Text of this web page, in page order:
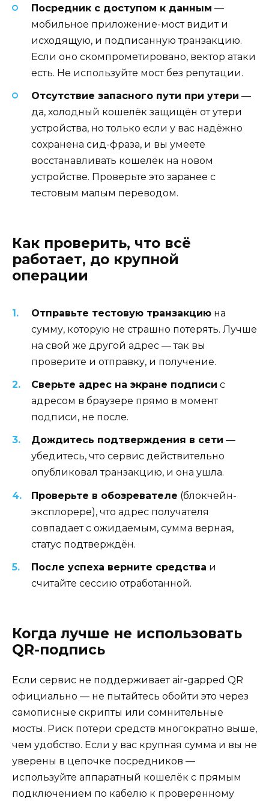
Посредник с доступом к данным —
мобильное приложение-мост видит и
исходящую, и подписанную транзакцию.
Если оно скомпрометировано, вектор атаки
есть. Не используйте мост без репутации.
Отсутствие запасного пути при утери —
да, холодный кошелёк защищён от утери
устройства, но только если у вас надёжно
сохранена сид-фраза, и вы умеете
восстанавливать кошелёк на новом
устройстве. Проверьте это заранее с
тестовым малым переводом.
Как проверить, что всё
работает, до крупной
операции
Отправьте тестовую транзакцию на
сумму, которую не страшно потерять. Лучше
на свой же другой адрес — так вы
проверите и отправку, и получение.
Сверьте адрес на экране подписи с
адресом в браузере прямо в момент
подписи, не после.
Дождитесь подтверждения в сети —
убедитесь, что сервис действительно
опубликовал транзакцию, и она ушла.
Проверьте в обозревателе (блокчейн-
эксплорере), что адрес получателя
совпадает с ожидаемым, сумма верная,
статус подтверждён.
После успеха верните средства и
считайте сессию отработанной.
Когда лучше не использовать
QR-подпись
Если сервис не поддерживает air-gapped QR
официально — не пытайтесь обойти это через
самописные скрипты или сомнительные
мосты. Риск потери средств многократно выше,
чем удобство. Если у вас крупная сумма и вы не
уверены в цепочке посредников —
используйте аппаратный кошелёк с прямым
подключением по кабелю к проверенному